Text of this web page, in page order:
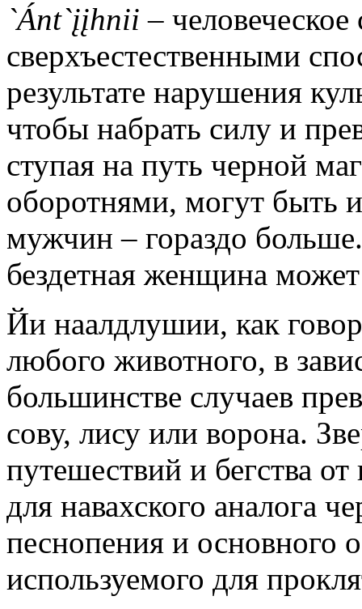
`Ánt`įįhnii –
сверхъестественными
результате нарушения
чтобы набрать силу и
ступая на путь черной
оборотнями, могут быть
мужчин – гораздо
бездетная женщина
Йи наалдлушии, как
любого животного, в
большинстве случаев
сову, лису или ворона.
путешествий и бегства
для навахского аналога
песнопения и основного
используемого для